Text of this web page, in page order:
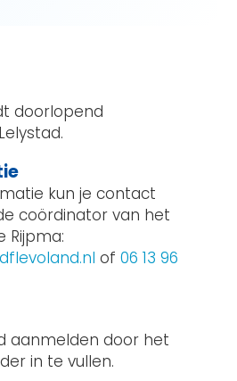
doorlopend
kun je contact
coördinator van het
Rijpma:
of 06 13 96
aanmelden door het
in te vullen.